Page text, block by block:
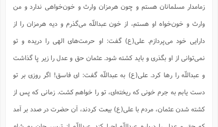
زمامدار مسلمانان هستم و چون هرمزان وارث و خون‌خواهى ندارد و من
وارث و خون‌خواه او هستم، از خون عبداللّه مى‌گذرم و دیه هرمزان را از
دارایى خود مى‌پردازم. على(ع) گفت: او حرمت‌هاى الهى را دریده و تو
نمى‌توانى از او بگذرى و باید کشته شود. عثمان حق و عدل را زیر پا گذاشت
و عبداللّه را رها کرد. على(ع) به عبداللّه گفت: اى فاسق! اگر روزى بر تو
دست یابم به جرم خونى که ریخته‌اى، تو را خواهم کشت. زمانى که پس از
کشته شدن عثمان، مردم با على(ع) بیعت کردند، آن حضرت در صدد بر آمد